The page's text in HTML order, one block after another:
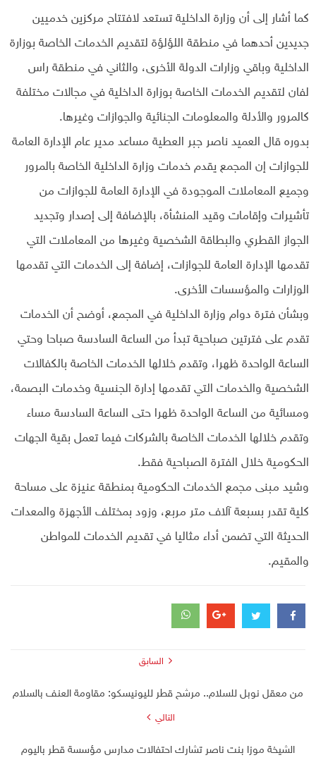
كما أشار إلى أن وزارة الداخلية تستعد لافتتاح مركزين خدميين
جديدين أحدهما في منطقة اللؤلؤة لتقديم الخدمات الخاصة بوزارة
الداخلية وباقي وزارات الدولة الأخرى، والثاني في منطقة راس
لفان لتقديم الخدمات الخاصة بوزارة الداخلية في مجالات مختلفة
كالمرور والأدلة والمعلومات الجنائية والجوازات وغيرها.
بدوره قال العميد ناصر جبر العطية مساعد مدير عام الإدارة العامة
للجوازات إن المجمع يقدم خدمات وزارة الداخلية الخاصة بالمرور
وجميع المعاملات الموجودة في الإدارة العامة للجوازات من
تأشيرات وإقامات وقيد المنشأة، بالإضافة إلى إصدار وتجديد
الجواز القطري والبطاقة الشخصية وغيرها من المعاملات التي
تقدمها الإدارة العامة للجوازات، إضافة إلى الخدمات التي تقدمها
الوزارات والمؤسسات الأخرى.
وبشأن فترة دوام وزارة الداخلية في المجمع، أوضح أن الخدمات
تقدم على فترتين صباحية تبدأ من الساعة السادسة صباحا وحتي
الساعة الواحدة ظهرا، وتقدم خلالها الخدمات الخاصة بالكفالات
الشخصية والخدمات التي تقدمها إدارة الجنسية وخدمات البصمة،
ومسائية من الساعة الواحدة ظهرا حتى الساعة السادسة مساء
وتقدم خلالها الخدمات الخاصة بالشركات فيما تعمل بقية الجهات
الحكومية خلال الفترة الصباحية فقط.
وشيد مبنى مجمع الخدمات الحكومية بمنطقة عنيزة على مساحة
كلية تقدر بسبعة آلاف متر مربع، وزود بمختلف الأجهزة والمعدات
الحديثة التي تضمن أداء مثاليا في تقديم الخدمات للمواطن
والمقيم.
السابق
من معقل نوبل للسلام.. مرشح قطر لليونيسكو: مقاومة العنف بالسلام
التالي
الشيخة موزا بنت ناصر تشارك احتفالات مدارس مؤسسة قطر باليوم